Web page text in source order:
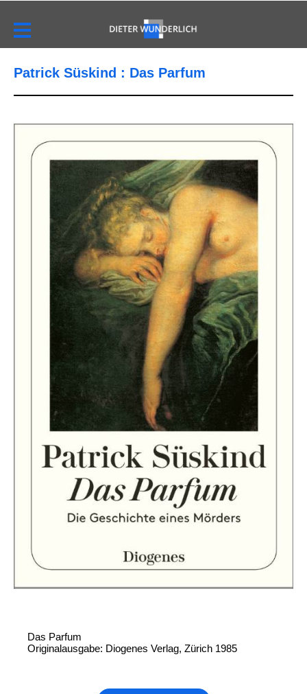
Patrick Süskind : Das Parfum
Das Parfum
Originalausgabe: Diogenes Verlag, Zürich 1985